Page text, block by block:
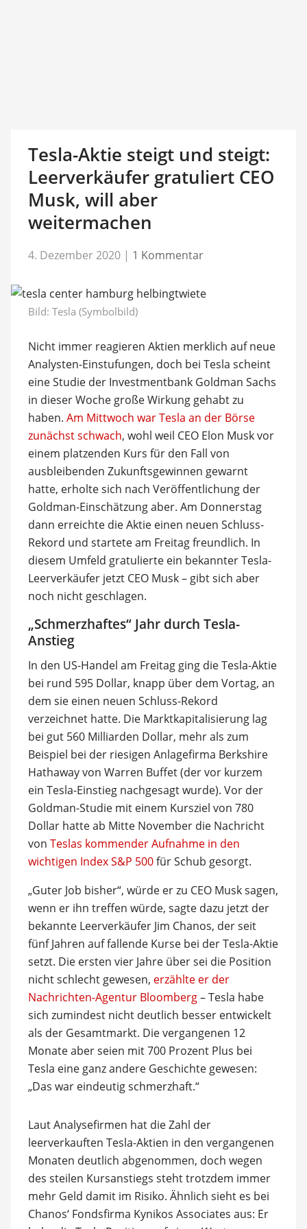
Tesla-Aktie steigt und steigt:
Leerverkäufer gratuliert CEO
Musk, will aber
weitermachen
4. Dezember 2020 | 1 Kommentar
Bild: Tesla (Symbolbild)
Nicht immer reagieren Aktien merklich auf neue
Analysten-Einstufungen, doch bei Tesla scheint
eine Studie der Investmentbank Goldman Sachs
in dieser Woche große Wirkung gehabt zu
haben. Am Mittwoch war Tesla an der Börse
zunächst schwach, wohl weil CEO Elon Musk vor
einem platzenden Kurs für den Fall von
ausbleibenden Zukunftsgewinnen gewarnt
hatte, erholte sich nach Veröffentlichung der
Goldman-Einschätzung aber. Am Donnerstag
dann erreichte die Aktie einen neuen Schluss-
Rekord und startete am Freitag freundlich. In
diesem Umfeld gratulierte ein bekannter Tesla-
Leerverkäufer jetzt CEO Musk – gibt sich aber
noch nicht geschlagen.
„Schmerzhaftes“ Jahr durch Tesla-
Anstieg
In den US-Handel am Freitag ging die Tesla-Aktie
bei rund 595 Dollar, knapp über dem Vortag, an
dem sie einen neuen Schluss-Rekord
verzeichnet hatte. Die Marktkapitalisierung lag
bei gut 560 Milliarden Dollar, mehr als zum
Beispiel bei der riesigen Anlagefirma Berkshire
Hathaway von Warren Buffet (der vor kurzem
ein Tesla-Einstieg nachgesagt wurde). Vor der
Goldman-Studie mit einem Kursziel von 780
Dollar hatte ab Mitte November die Nachricht
von Teslas kommender Aufnahme in den
wichtigen Index S&P 500für Schub gesorgt.
„Guter Job bisher“, würde er zu CEO Musk sagen,
wenn er ihn treffen würde, sagte dazu jetzt der
bekannte Leerverkäufer Jim Chanos, der seit
fünf Jahren auf fallende Kurse bei der Tesla-Aktie
setzt. Die ersten vier Jahre über sei die Position
nicht schlecht gewesen, erzählte er der
Nachrichten-Agentur Bloomberg– Tesla habe
sich zumindest nicht deutlich besser entwickelt
als der Gesamtmarkt. Die vergangenen 12
Monate aber seien mit 700 Prozent Plus bei
Tesla eine ganz andere Geschichte gewesen:
„Das war eindeutig schmerzhaft.“
Laut Analysefirmen hat die Zahl der
leerverkauften Tesla-Aktien in den vergangenen
Monaten deutlich abgenommen, doch wegen
des steilen Kursanstiegs steht trotzdem immer
mehr Geld damit im Risiko. Ähnlich sieht es bei
Chanos‘ Fondsfirma Kynikos Associates aus: Er